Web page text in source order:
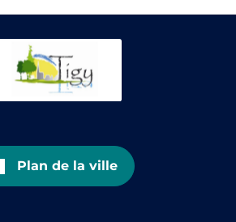
Plan de la ville